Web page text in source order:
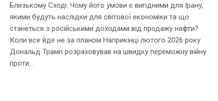
Близькому Сході. Чому його умови є вигідними для Ірану,
якими будуть наслідки для світової економіки та що
станеться з російськими доходами від продажу нафти?
Коли все йде не за планом Наприкінці лютого 2026 року
Дональд Трамп розраховував на швидку переможну війну
проти...